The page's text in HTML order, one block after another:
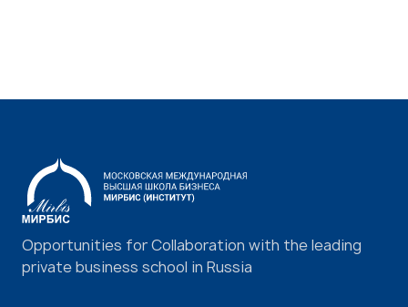
Opportunities for Collaboration with the leading
private business school in Russia